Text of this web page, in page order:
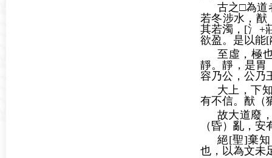
古之□為道
若冬涉水，猷
其若濁，[氵 +
欲盈。是以能
至虛，極
靜。靜，是胃
容乃公，公乃
大上，下
有不信。猷（
故大道廢
（昏）亂，安
絕[聖]棄知
也，以為文未